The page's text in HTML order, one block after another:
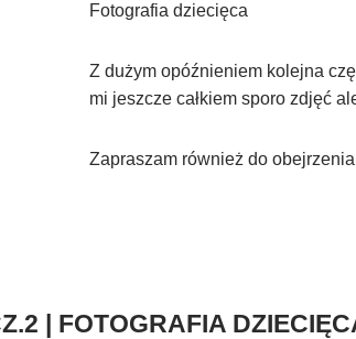
Fotografia dziecięca
Z dużym opóźnieniem kolejna
mi jeszcze całkiem sporo zdjęć
Zapraszam również do obejrzenia
| FOTOGRAFIA